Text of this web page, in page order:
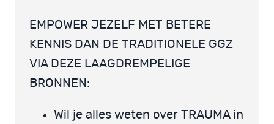
EMPOWER JEZELF MET BETERE
KENNIS DAN DE TRADITIONELE GGZ
VIA DEZE LAAGDREMPELIGE
BRONNEN:
Wil je alles weten over TRAUMA in